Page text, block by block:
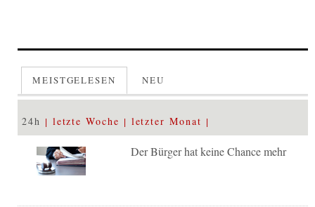
MEISTGELESEN NEU
24h letzte Woche letzter Monat
Der Bürger hat keine Chance mehr